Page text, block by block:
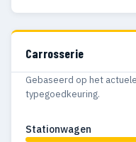
Carrosserie
Gebaseerd op het
typegoedkeuring.
Stationwagen